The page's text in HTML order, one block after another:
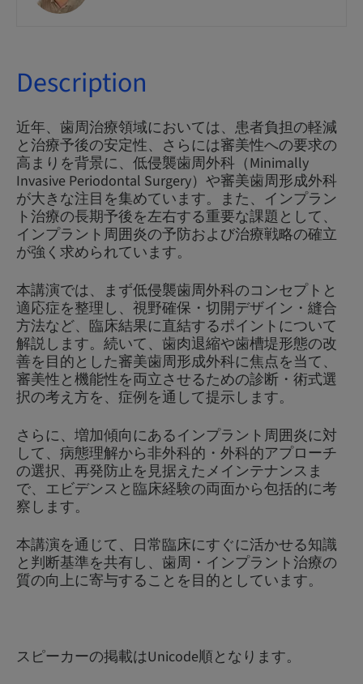
Description
近年、歯周治療領域においては、患者負担の軽減
と治療予後の安定性、さらには審美性への要求の
高まりを背景に、低侵襲歯周外科（Minimally
Invasive Periodontal Surgery）や審美歯周形成外科
が大きな注目を集めています。また、インプラン
ト治療の長期予後を左右する重要な課題として、
インプラント周囲炎の予防および治療戦略の確立
が強く求められています。
本講演では、まず低侵襲歯周外科のコンセプトと
適応症を整理し、視野確保・切開デザイン・縫合
方法など、臨床結果に直結するポイントについて
解説します。続いて、歯肉退縮や歯槽堤形態の改
善を目的とした審美歯周形成外科に焦点を当て、
審美性と機能性を両立させるための診断・術式選
択の考え方を、症例を通して提示します。
さらに、増加傾向にあるインプラント周囲炎に対
して、病態理解から非外科的・外科的アプローチ
の選択、再発防止を見据えたメインテナンスま
で、エビデンスと臨床経験の両面から包括的に考
察します。
本講演を通じて、日常臨床にすぐに活かせる知識
と判断基準を共有し、歯周・インプラント治療の
質の向上に寄与することを目的としています。
スピーカーの掲載はUnicode順となります。